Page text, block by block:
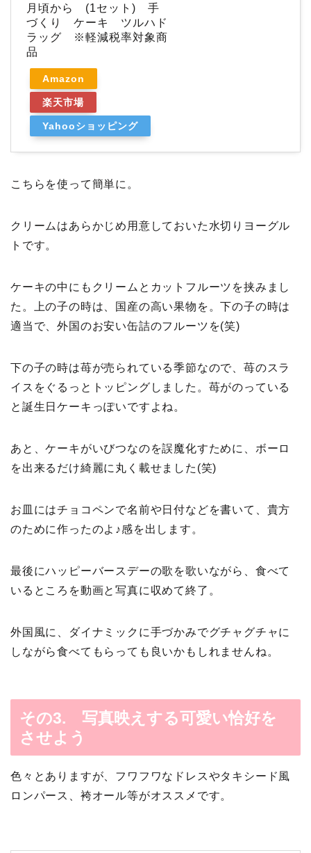
月頃から (1セット) 手
づくり ケーキ ツルハド
ラッグ ※軽減税率対象商
品
Amazon
楽天市場
Yahooショッピング
こちらを使って簡単に。
クリームはあらかじめ用意しておいた水切りヨーグル
トです。
ケーキの中にもクリームとカットフルーツを挟みまし
た。上の子の時は、国産の高い果物を。下の子の時は
適当で、外国のお安い缶詰のフルーツを(笑)
下の子の時は苺が売られている季節なので、苺のスラ
イスをぐるっとトッピングしました。苺がのっている
と誕生日ケーキっぽいですよね。
あと、ケーキがいびつなのを誤魔化すために、ボーロ
を出来るだけ綺麗に丸く載せました(笑)
お皿にはチョコペンで名前や日付などを書いて、貴方
のために作ったのよ♪感を出します。
最後にハッピーバースデーの歌を歌いながら、食べて
いるところを動画と写真に収めて終了。
外国風に、ダイナミックに手づかみでグチャグチャに
しながら食べてもらっても良いかもしれませんね。
その3. 写真映えする可愛い恰好を
させよう
色々とありますが、フワフワなドレスやタキシード風
ロンパース、袴オール等がオススメです。